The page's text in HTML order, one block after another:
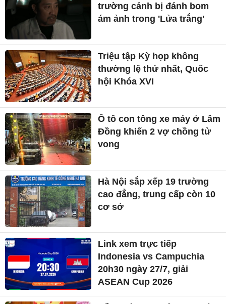
trường cảnh bị đánh bom
ám ảnh trong 'Lửa trắng'
Triệu tập Kỳ họp không
thường lệ thứ nhất, Quốc
hội Khóa XVI
Ô tô con tông xe máy ở Lâm
Đồng khiến 2 vợ chồng tử
vong
Hà Nội sắp xếp 19 trường
cao đẳng, trung cấp còn 10
cơ sở
Link xem trực tiếp
Indonesia vs Campuchia
20h30 ngày 27/7, giải
ASEAN Cup 2026